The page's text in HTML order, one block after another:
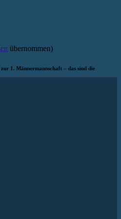
übernommen)
1. Männermannschaft – das sind die